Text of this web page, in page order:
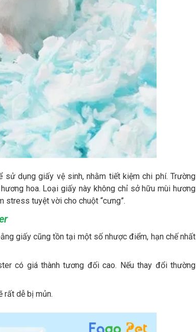
sử dụng giấy vệ sinh, nhằm tiết kiệm chi phí. Trường
hoa. Loại giấy này không chỉ sở hữu mùi hương
stress tuyệt vời cho chuột “cưng”.
giấy cũng tồn tại một số nhược điểm, hạn chế nhất
có giá thành tương đối cao. Nếu thay đổi thường
rất dễ bị mủn.